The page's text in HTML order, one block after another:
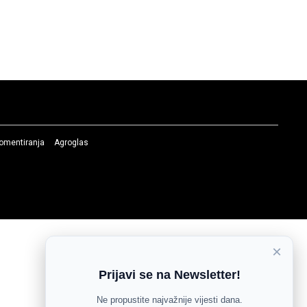
Agroglas
×
Prijavi se na Newsletter!
Ne propustite najvažnije vijesti dana.